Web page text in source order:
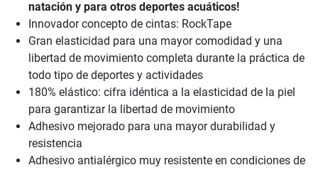
natación y para otros deportes acuáticos!
Innovador concepto de cintas: RockTape
Gran elasticidad para una mayor comodidad y una
libertad de movimiento completa durante la práctica de
todo tipo de deportes y actividades
180% elástico: cifra idéntica a la elasticidad de la piel
para garantizar la libertad de movimiento
Adhesivo mejorado para una mayor durabilidad y
resistencia
Adhesivo antialérgico muy resistente en condiciones de